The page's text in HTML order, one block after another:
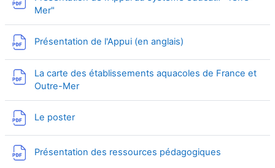
Mer"
Présentation de l'Appui (en anglais)
La carte des établissements aquacoles de France et
Outre-Mer
Le poster
Présentation des ressources pédagogiques